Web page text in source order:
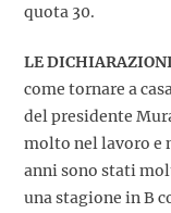
quota 30.
LE DICHIARAZIONI
come tornare a
del presidente
molto nel lavoro e
anni sono stati
una stagione in B